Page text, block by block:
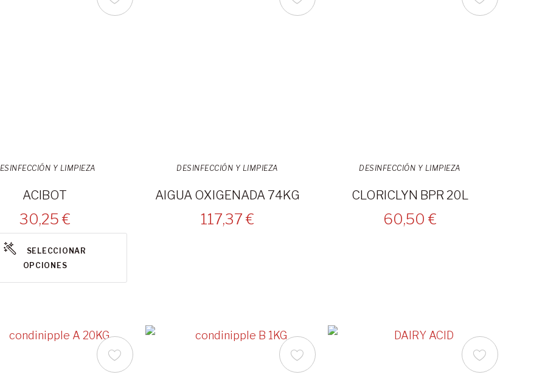
Y LIMPIEZA
ACIBOT
30,25 €
SELECCIONAR
OPCIONES
DESINFECCIÓN Y LIMPIEZA
AIGUA OXIGENADA 74KG
117,37 €
DESINFECCIÓN Y LIMPIEZA
CLORICLYN BPR 20L
60,50 €